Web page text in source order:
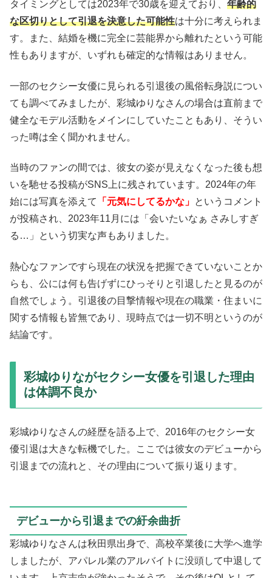
タイミングとしては2023年で30歳を迎えており、 年齢的
な区切りとして引退を決意した可能性は十分に考えられま
す。また、結婚を機に完全に芸能界から離れたという可能
性もありますが、いずれも確定的な情報はありません。
一部のセクシー女優に見られる引退後の風俗転身説につい
ても調べてみましたが、彩城ゆりなさんの場合は直前まで
健全なモデル活動をメインにしていたこともあり、そうい
った噂は全く聞かれません。
当時のファンの間では、彼女の姿が見えなくなった後も想
いを馳せる投稿がSNS上に残されています。2024年の年
始には写真を添えて
「元気にしてるかな」 というコメント
が投稿され、2023年11月には「会いたいなぁ さみしすぎ
る…」という切実な声もありました。
熱心なファンですら現在の状況を把握できていないことか
らも、公には何も告げずにひっそりと引退したと見るのが
自然でしょう。引退後の目撃情報や現在の職業・住まいに
関する情報も皆無であり、現時点では一切不明というのが
結論です。
彩城ゆりながセクシー女優を引退した理由
は体調不良か
彩城ゆりなさんの経歴を語る上で、2016年のセクシー女
優引退は大きな転機でした。ここでは彼女のデビューから
引退までの流れと、その理由について振り返ります。
デビューから引退までの紆余曲折
彩城ゆりなさんは秋田県出身で、高校卒業後に大学へ進学
しましたが、アパレル業のアルバイトに没頭して中退して